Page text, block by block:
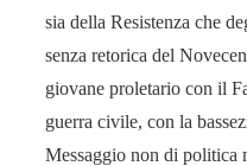
sia della Resistenza che
senza retorica del
giovane proletario con il
guerra civile, con la
Messaggio non di politica